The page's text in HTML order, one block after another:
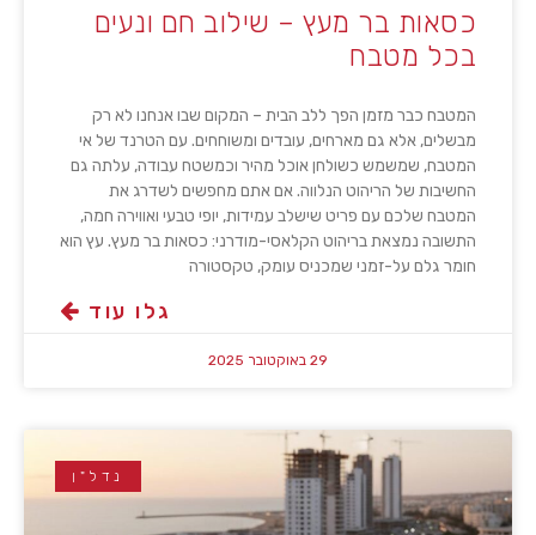
כסאות בר מעץ – שילוב חם ונעים
בכל מטבח
המטבח כבר מזמן הפך ללב הבית – המקום שבו אנחנו לא רק
מבשלים, אלא גם מארחים, עובדים ומשוחחים. עם הטרנד של אי
המטבח, שמשמש כשולחן אוכל מהיר וכמשטח עבודה, עלתה גם
החשיבות של הריהוט הנלווה. אם אתם מחפשים לשדרג את
המטבח שלכם עם פריט שישלב עמידות, יופי טבעי ואווירה חמה,
התשובה נמצאת בריהוט הקלאסי-מודרני: כסאות בר מעץ. עץ הוא
חומר גלם על-זמני שמכניס עומק, טקסטורה
גלו עוד
29 באוקטובר 2025
נדל"ן